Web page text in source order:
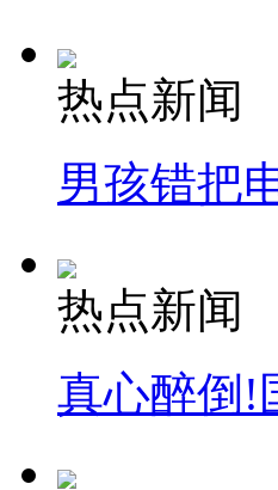
热点新闻
男孩错把
热点新闻
真心醉倒!